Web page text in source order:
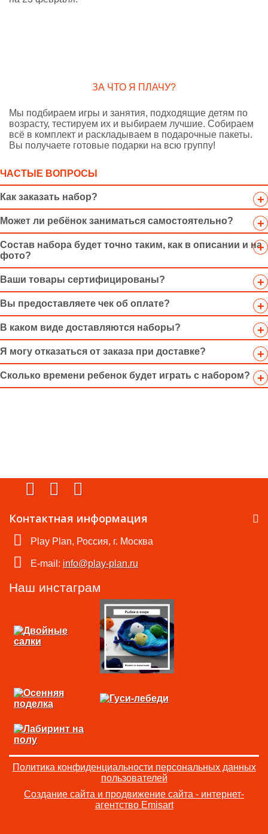
ЗА ЧТО Я ПЛАЧУ?
Мы подбираем игры и занятия, подходящие детям по
возрасту, тестируем их и выбираем лучшие. Собираем
всё в комплект и раскладываем в подарочные пакеты.
Вы получаете готовые подарки на всю группу!
ЧАСТЫЕ ВОПРОСЫ
Как заказать набор?
Может ли ребёнок заниматься самостоятельно?
Состав набора будет точно таким, как в описании и на
фото?
Ваши товары сертифицированы?
Вы предоставляете чек об оплате?
В каком виде доставляются наборы?
Я могу отказаться от заказа при доставке?
Сколько времени ребенок будет играть с набором?
Контактная информация
Play Plan, Россия, г. Москва
E-mail: info@play-plan.ru
Наш инстаграм
Политика конфиденциальности персональных данных
пользователей
Создание сайта и продвижение сайта - интернет-
агентство Emisart